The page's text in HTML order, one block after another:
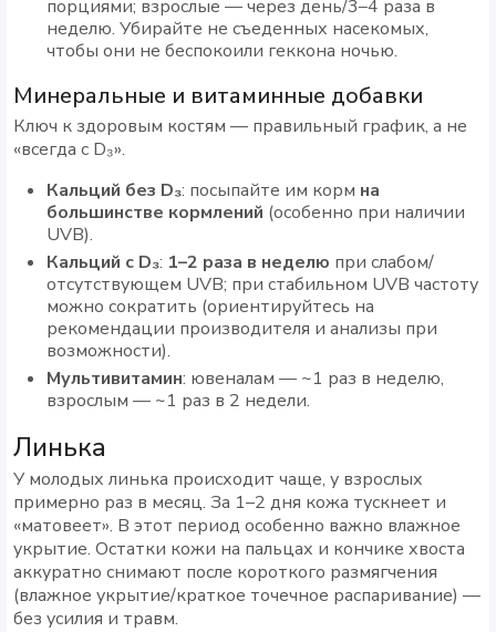
порциями; взрослые — через день/3–4 раза в
неделю. Убирайте не съеденных насекомых,
чтобы они не беспокоили геккона ночью.
Минеральные и витаминные добавки
Ключ к здоровым костям — правильный график, а не
«всегда с D₃».
Кальций без D₃: посыпайте им корм на
большинстве кормлений (особенно при наличии
UVB).
Кальций с D₃: 1–2 раза в неделю при слабом/
отсутствующем UVB; при стабильном UVB частоту
можно сократить (ориентируйтесь на
рекомендации производителя и анализы при
возможности).
Мультивитамин: ювеналам — ~1 раз в неделю,
взрослым — ~1 раз в 2 недели.
Линька
У молодых линька происходит чаще, у взрослых
примерно раз в месяц. За 1–2 дня кожа тускнеет и
«матовеет». В этот период особенно важно влажное
укрытие. Остатки кожи на пальцах и кончике хвоста
аккуратно снимают после короткого размягчения
(влажное укрытие/краткое точечное распаривание) —
без усилия и травм.